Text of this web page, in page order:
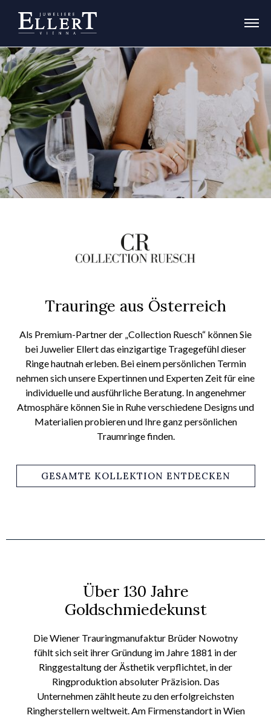
Trauringe aus Österreich
Als Premium-Partner der „Collection Ruesch“ können Sie
bei Juwelier Ellertdas einzigartige Tragegefühl dieser
Ringe hautnah erleben. Bei einem persönlichen Termin
nehmen sich unsere Expertinnen und Experten Zeit für eine
individuelle und ausführliche Beratung. In angenehmer
Atmosphäre können Sie in Ruhe verschiedene Designs und
Materialien probieren und Ihre ganz persönlichen
Traumringe finden.
GESAMTE KOLLEKTION ENTDECKEN
Über 130 Jahre
Goldschmiedekunst
Die Wiener Trauringmanufaktur Brüder Nowotny
fühlt sich seit ihrer Gründung im Jahre 1881 in der
Ringgestaltung der Ästhetik verpflichtet, in der
Ringproduktion absoluter Präzision. Das
Unternehmen zählt heute zu den erfolgreichsten
Ringherstellern weltweit. Am Firmenstandort in Wien